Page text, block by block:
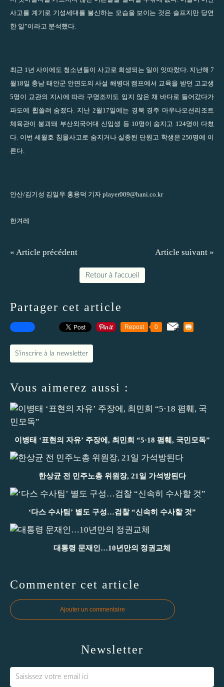
사고를 계기로 기성세대를 불신하는 모습을 보이는 것은 슬프지만 당연
한 일”이라고 분석했다.
최근 1년 사이에도 청소년들이 사고로 희생되는 일이 잇따랐다. 지난해 7
월18일 충남 태안군 안면도의 사설 해병대 캠프에서 교육을 받던 고교생
5명이 교관의 지시에 따라 구명조끼도 입지 않은 채 바다로 들어갔다가
파도에 휩쓸려 숨졌다. 지난 2월17일에는 경북 경주 마우나오션리조트
체육관이 붕괴돼 부산외국어대 신입생 등 10명이 숨지고 124명이 다쳤
다. 이번 세월호 침몰사고로 숨지거나 실종된 단원고 학생은 250명에 이
른다.
안산/김기성 김일우 홍용덕 기자 player009@hani.co.kr
한겨레
« Article précédent Article suivant »
Retour à l'accueil
Partager cet article
Repost 0
S'inscrire à la newsletter
Vous aimerez aussi :
이병태 ‘표현의 자유’ 주장에, 최민희 “5·18 폄훼, 국민모독”
한상균 전 민주노총 위원장, 21일 가석방된다
‘다스 수사팀’ 별도 구성…검찰 “신속히 수사할 것”
대통령 문재인…10년만의 정권교체
Commenter cet article
Ajouter un commentaire
Newsletter